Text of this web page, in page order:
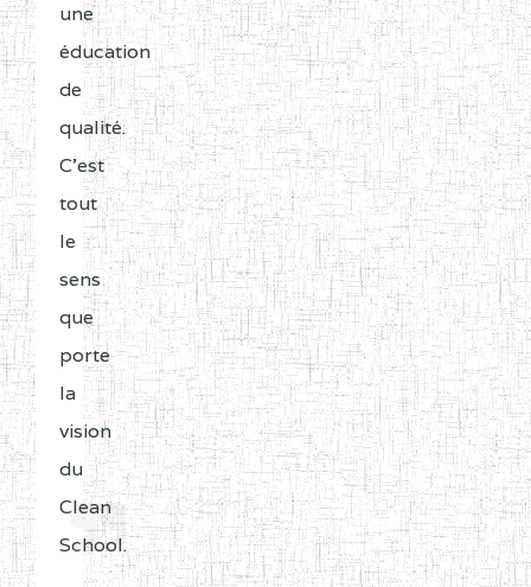
une
éducation
de
qualité.
C'est
tout
le
sens
que
porte
la
vision
du
Clean
School.